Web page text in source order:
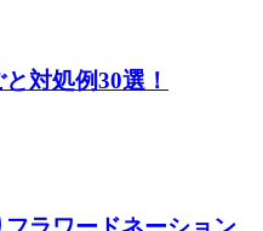
対処例30選！